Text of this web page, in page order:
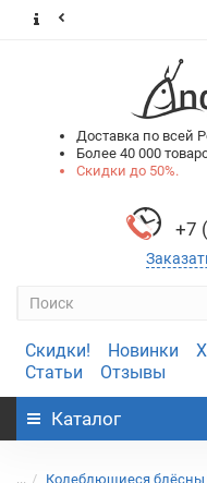
Доставка по всей
Более 40 000
Скидки до 50%.
+7
Скидки! Новинки
Статьи
Отзывы
Каталог
... Колеблющиеся блёсны